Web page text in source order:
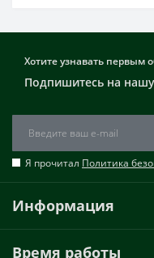
Хотите узнавать первым
Подпишитесь на
Я прочитал Политика
Информация
Время работы